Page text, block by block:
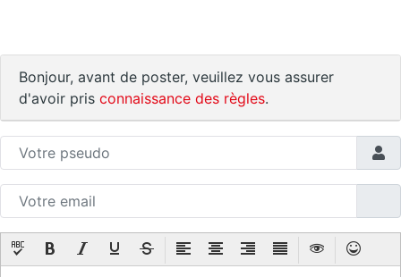
Bonjour, avant de poster, veuillez vous assurer
d'avoir pris connaissance des règles.